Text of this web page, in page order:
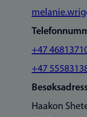
+47
+47
Haakon